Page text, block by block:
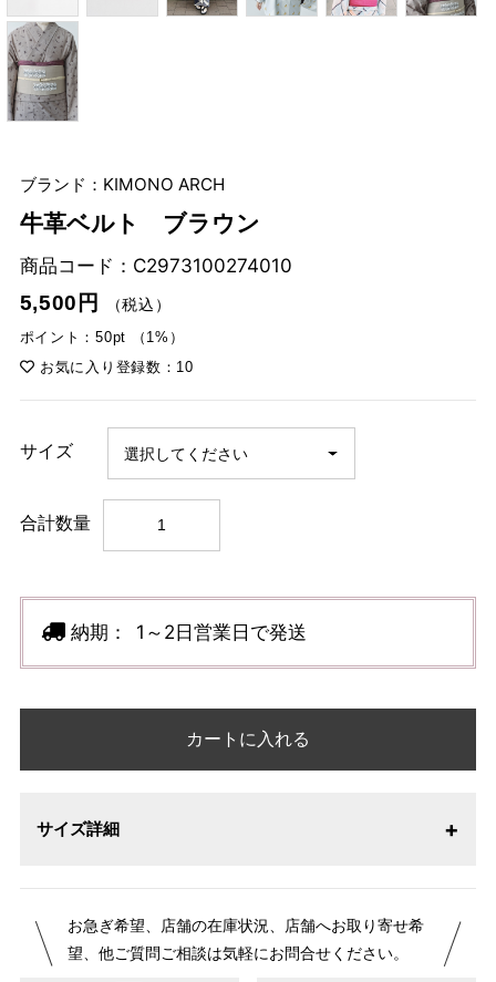
ブランド：KIMONO ARCH
牛革ベルト ブラウン
商品コード： C2973100274010
5,500円
（税込）
ポイント：50pt （1%）
お気に入り登録数：10
サイズ
合計数量
納期： 1～2日営業日で発送
カートに入れる
サイズ詳細
お急ぎ希望、店舗の在庫状況、店舗へお取り寄せ希
望、他ご質問ご相談は気軽にお問合せください。